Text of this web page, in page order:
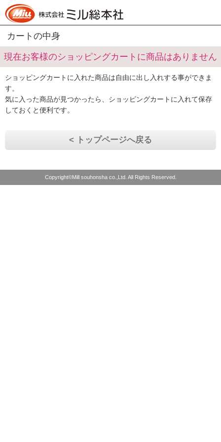
カートの中身
現在お客様のショッピングカートに商品はありません
ショッピングカートに入れた商品は自由に出し入れする事ができま
す。
気に入った商品が見つかったら、ショッピングカートに入れて保存
しておくと便利です。
< トップページへ戻る
Copyright©Mill souhonsha co.,Ltd. All Rights Reserved.